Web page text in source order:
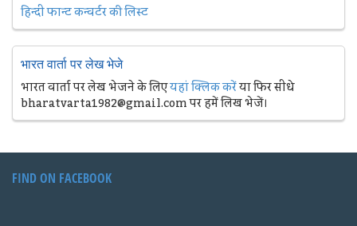
हिन्दी फान्ट कन्वर्टर की लिस्ट
भारत वार्ता पर लेख भेजे
भारत वार्ता पर लेख भेजने के लिएयहां क्लिक करेंया फिर सीधे
bharatvarta1982@gmail.com पर हमें लिख भेजें।
FIND ON FACEBOOK